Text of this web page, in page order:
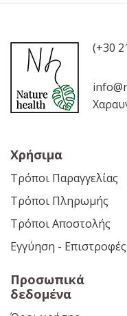
(+30
Χρήσιμα
Τρόποι Παραγγελίας
Τρόποι Πληρωμής
Τρόποι Αποστολής
Εγγύηση - Επιστροφές
Προσωπικά
δεδομένα